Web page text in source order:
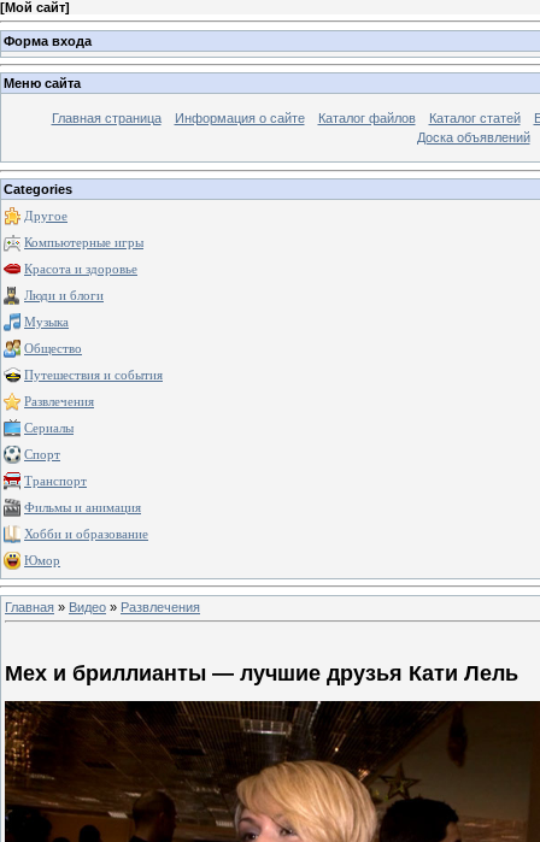
[Мой сайт]
Форма входа
Меню сайта
Главная страница Информация о сайте Каталог файлов Каталог статей
Доска объявлений
Categories
Другое
Компьютерные игры
Красота и здоровье
Люди и блоги
Музыка
Общество
Путешествия и события
Развлечения
Сериалы
Спорт
Транспорт
Фильмы и анимация
Хобби и образование
Юмор
Главная » Видео » Развлечения
Мех и бриллианты — лучшие друзья Кати Лель